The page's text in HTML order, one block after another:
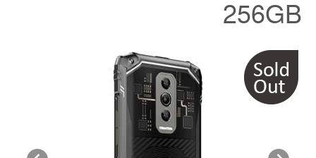
256GB